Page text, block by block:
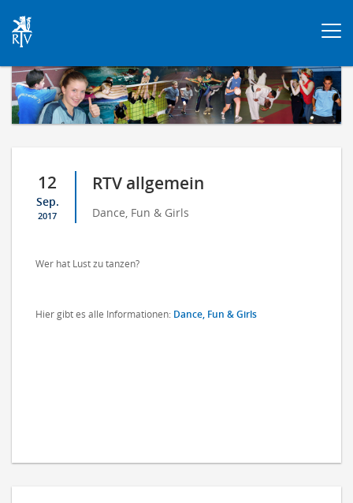
12
Sep.
2017
RTV allgemein
Dance, Fun & Girls
Wer hat Lust zu tanzen?
Hier gibt es alle Informationen: Dance, Fun & Girls